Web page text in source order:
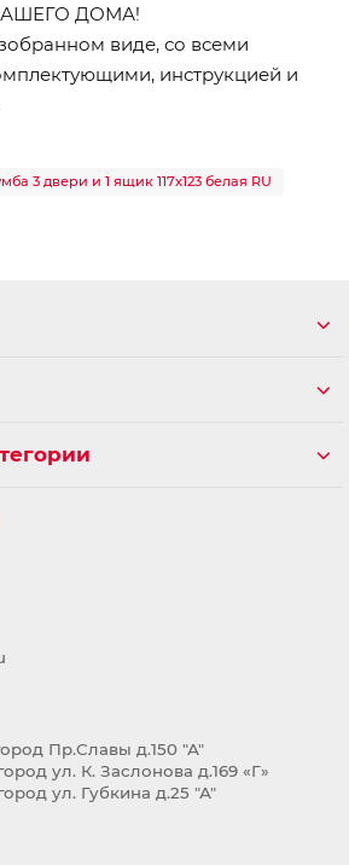
ДОМА!
виде, со всеми
инструкцией и
3 двери и 1 ящик 117х123 белая RU
Пр.Славы д.150 "А"
ул. К. Заслонова д.169 «Г»
ул. Губкина д.25 "А"